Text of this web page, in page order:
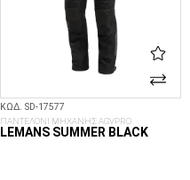
ΚΩΔ. SD-17577
ΠΑΝΤΕΛΟΝΙ ΜΗΧΑΝΗΣ AGVPRO
LEMANS SUMMER BLACK